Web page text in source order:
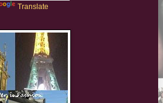
Translate